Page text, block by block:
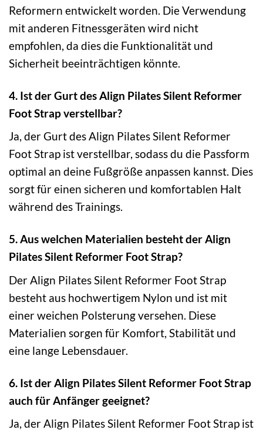
Reformern entwickelt worden. Die Verwendung
mit anderen Fitnessgeräten wird nicht
empfohlen, da dies die Funktionalität und
Sicherheit beeinträchtigen könnte.
4. Ist der Gurt des Align Pilates Silent Reformer
Foot Strap verstellbar?
Ja, der Gurt des Align Pilates Silent Reformer
Foot Strap ist verstellbar, sodass du die Passform
optimal an deine Fußgröße anpassen kannst. Dies
sorgt für einen sicheren und komfortablen Halt
während des Trainings.
5. Aus welchen Materialien besteht der Align
Pilates Silent Reformer Foot Strap?
Der Align Pilates Silent Reformer Foot Strap
besteht aus hochwertigem Nylon und ist mit
einer weichen Polsterung versehen. Diese
Materialien sorgen für Komfort, Stabilität und
eine lange Lebensdauer.
6. Ist der Align Pilates Silent Reformer Foot Strap
auch für Anfänger geeignet?
Ja, der Align Pilates Silent Reformer Foot Strap ist